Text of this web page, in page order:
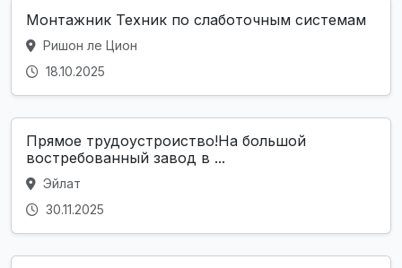
Монтажник Техник по слаботочным системам
Ришон ле Цион
18.10.2025
Прямое трудоустроиство!На большой
востребованный завод в ...
Эйлат
30.11.2025